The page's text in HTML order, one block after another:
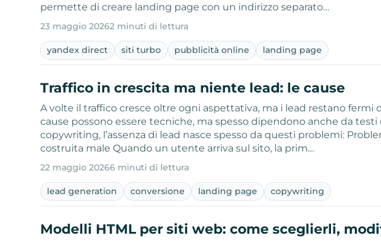
permette di creare landing page con un indirizzo separato…
23 maggio 20262 minuti di lettura
yandex direct siti turbo pubblicità online landing page
Traffico in crescita ma niente lead: le cause
A volte il traffico cresce oltre ogni aspettativa, ma i lead restano fermi
cause possono essere tecniche, ma spesso dipendono anche da testi
copywriting, l’assenza di lead nasce spesso da questi problemi:
costruita male Quando un utente arriva sul sito, la prim…
22 maggio 20266 minuti di lettura
lead generation conversione landing page copywriting
Modelli HTML per siti web: come sceglierli,